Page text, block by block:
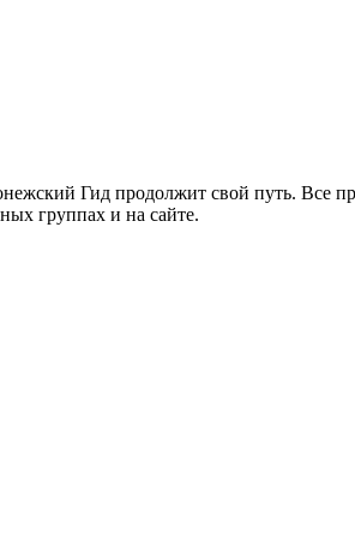
Гид продолжит свой путь. Все
группах и на сайте.